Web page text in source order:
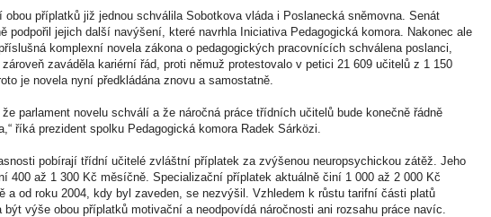
obou příplatků již jednou schválila Sobotkova vláda i Poslanecká sněmovna. Senát
podpořil jejich další navýšení, které navrhla Iniciativa Pedagogická komora. Nakonec ale
komplexní novela zákona o pedagogických pracovnících schválena poslanci,
zároveň zaváděla kariérní řád, proti němuž protestovalo v petici 21 609 učitelů z 1 150
je novela nyní předkládána znovu a samostatně.
že parlament novelu schválí a že náročná práce třídních učitelů bude konečně řádně
říká prezident spolku Pedagogická komora Radek Sárközi.
pobírají třídní učitelé zvláštní příplatek za zvýšenou neuropsychickou zátěž. Jeho
400 až 1 300 Kč měsíčně. Specializační příplatek aktuálně činí 1 000 až 2 000 Kč
a od roku 2004, kdy byl zaveden, se nezvýšil. Vzhledem k růstu tarifní části platů
být výše obou příplatků motivační a neodpovídá náročnosti ani rozsahu práce navíc.